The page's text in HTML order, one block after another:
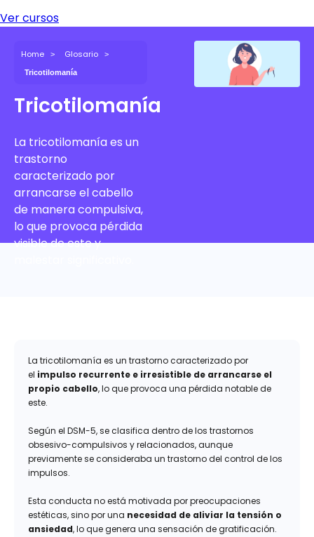
Home Glosario
Tricotilomanía
Tricotilomanía
La tricotilomanía es un
trastorno
caracterizado por
arrancarse el cabello
de manera compulsiva,
lo que provoca pérdida
visible de este y
La tricotilomanía es un trastorno caracterizado por
el impulso recurrente e irresistible de arrancarse el
propio cabello, lo que provoca una pérdida notable de
este.
Según el DSM-5, se clasifica dentro de los trastornos
obsesivo-compulsivos y relacionados, aunque
previamente se consideraba un trastorno del control de los
impulsos.
Esta conducta no está motivada por preocupaciones
estéticas, sino por una necesidad de aliviar la tensión o
ansiedad, lo que genera una sensación de gratificación.